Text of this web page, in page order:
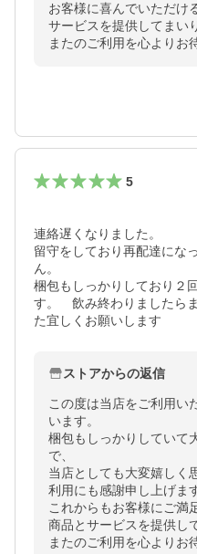
お客様に喜んでいただけ
サービスを提供してまい
またのご利用を心よりお
5
連絡遅くなりました。
留守をしており再配達にな
ん。
梱包もしっかりしており２
す。　飲み終わりましたら
た宜しくお願いします
ストアからの返信
この度は当店をご利用い
います。
梱包もしっかりしていて
で、
当店としても大変嬉しく
利用にも感謝申し上げま
これからもお客様にご満
商品とサービスを提供し
またのご利用を心よりお